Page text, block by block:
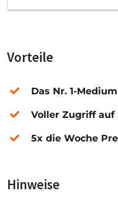
Vorteile
Das Nr. 1-
Voller Zugriff
5x die Woche
Hinweise